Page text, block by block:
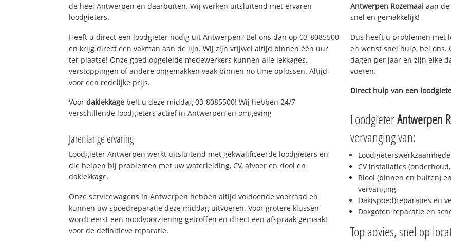
de heel Antwerpen en daarbuiten. Wij werken uitsluitend met ervaren
loodgieters.
Heeft u direct een loodgieter nodig uit Antwerpen? Bel ons dan op 03-8085500
en krijg direct een vakman aan de lijn. Wij zijn vrijwel altijd binnen één uur
ter plaatse! Onze goed opgeleide medewerkers kunnen alle lekkages,
verstoppingen of andere ongemakken vaak binnen no time oplossen. Altijd
voor een redelijke prijs.
Voordaklekkage belt u deze middag 03-8085500! Wij hebben 24/7
verschillende loodgieters actief in Antwerpen en omgeving
Jarenlange ervaring
Loodgieter Antwerpen werkt uitsluitend met gekwalificeerde loodgieters en
die helpen bij problemen met uw waterleiding, CV, afvoer en riool en
daklekkage.
Onze servicewagens in Antwerpen hebben altijd voldoende voorraad en
kunnen uw spoedreparatie deze middag uitvoeren. Voor grotere klussen
wordt eerst een noodvoorziening getroffen en direct een afspraak gemaakt
voor de definitieve reparatie.
Antwerpen Rozemaai aan
snel en gemakkelijk!
Dus heeft u problemen met
en wenst snel hulp, bel ons.
dagen per jaar en zijn elke
voeren.
Direct hulp van een
LoodgieterAntwerpen
vervanging van:
CV installaties
Riool (binnen en buiten)
vervanging
Dak(spoed)reparaties en
Dakgoten reparatie en
Top advies, snel op